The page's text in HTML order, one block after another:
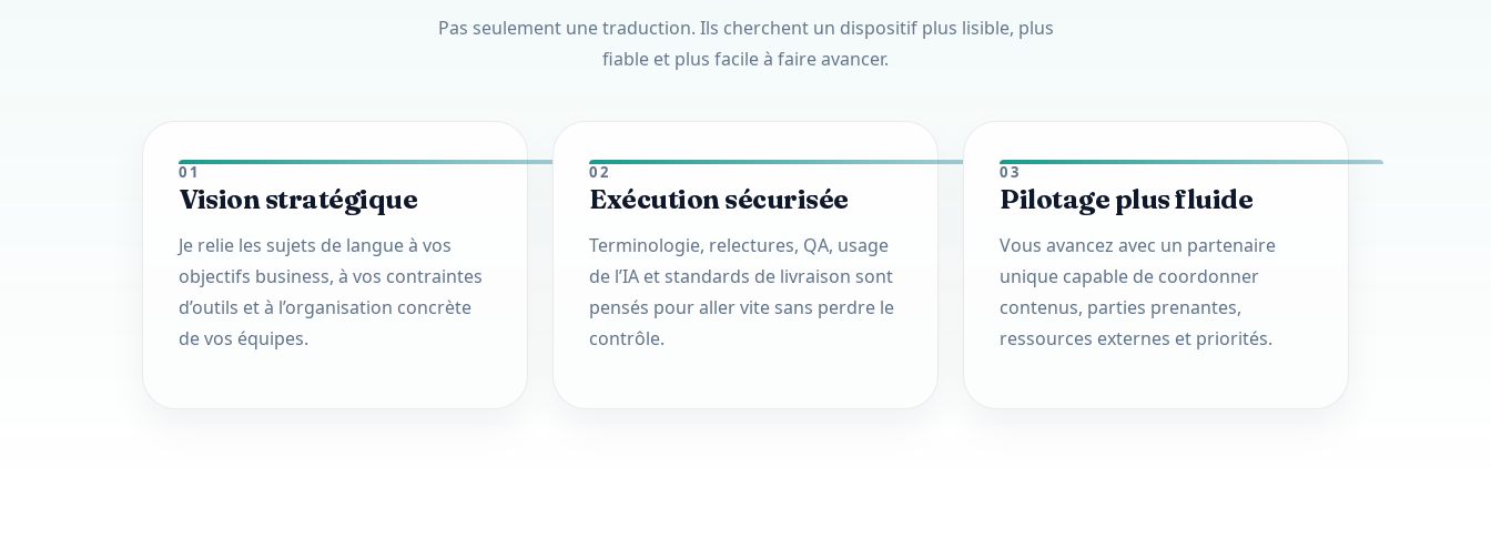
Pas seulement une traduction. Ils cherchent un dispositif plus lisible, plus
fiable et plus facile à faire avancer.
01
Vision stratégique
Je relie les sujets de langue à vos
objectifs business, à vos contraintes
d’outils et à l’organisation concrète
de vos équipes.
02
Exécution sécurisée
Terminologie, relectures, QA, usage
de l’IA et standards de livraison sont
pensés pour aller vite sans perdre le
contrôle.
03
Pilotage plus fluide
Vous avancez avec un partenaire
unique capable de coordonner
contenus, parties prenantes,
ressources externes et priorités.